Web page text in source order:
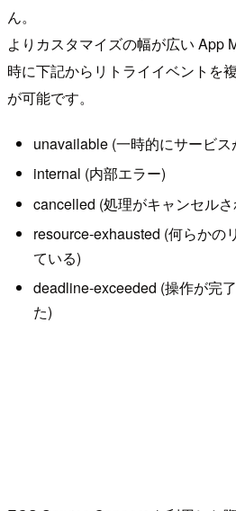
ん。
よりカスタマイズの幅が広い App
時に下記からリトライイベントを
が可能です。
unavailable (一時的にサービ
internal (内部エラー)
cancelled (処理がキャンセル
resource-exhausted (何らかの
ている)
deadline-exceeded (操作が完
た)